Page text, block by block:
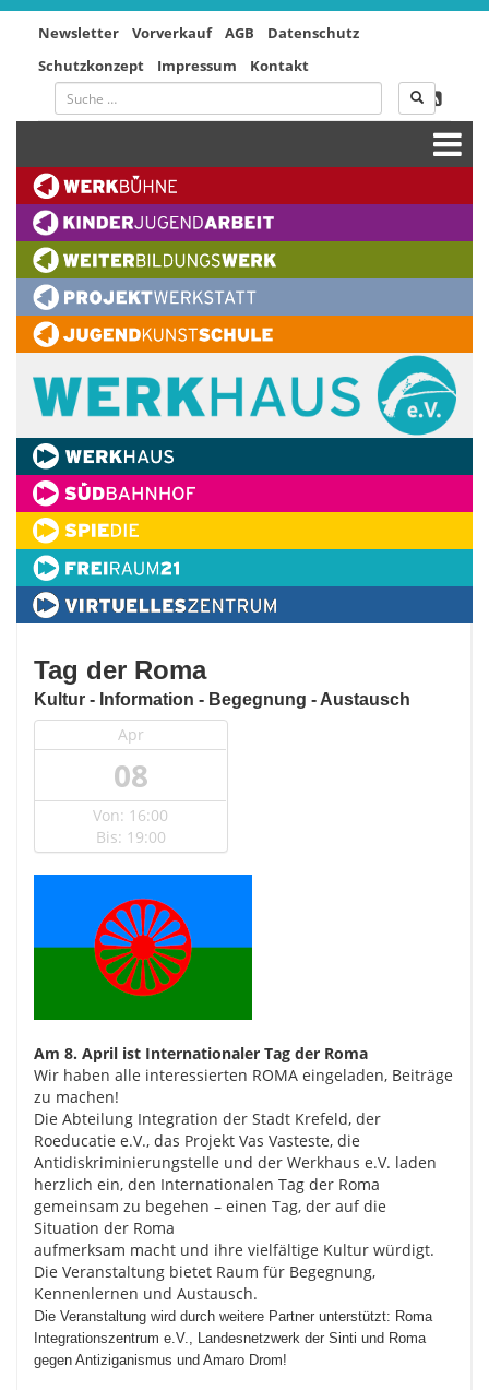
Newsletter Vorverkauf AGB
Datenschutz
Schutzkonzept
Impressum Kontakt
Tag der Roma
Kultur - Information - Begegnung - Austausch
Apr
08
Von: 16:00
Bis: 19:00
Am 8. April ist Internationaler Tag der Roma
Wir haben alle interessierten ROMA eingeladen, Beiträge
zu machen!
Die Abteilung Integration der Stadt Krefeld, der
Roeducatie e.V., das Projekt Vas Vasteste, die
Antidiskriminierungstelle und der Werkhaus e.V. laden
herzlich ein, den Internationalen Tag der Roma
gemeinsam zu begehen – einen Tag, der auf die
Situation der Roma
aufmerksam macht und ihre vielfältige Kultur würdigt.
Die Veranstaltung bietet Raum für Begegnung,
Kennenlernen und Austausch.
Die Veranstaltung wird durch weitere Partner unterstützt: Roma
Integrationszentrum e.V., Landesnetzwerk der Sinti und Roma
gegen Antiziganismus und Amaro Drom!